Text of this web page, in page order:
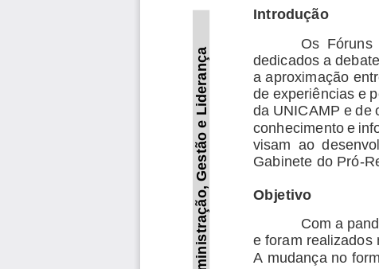
Introdução
Os  Fóruns
dedicados a
a aproximação
de experiências e
da UNICAMP e de
conhecimento e
visam  ao
Gabinete do Pró-
Objetivo
Com a
e foram realizados
A mudança no
dminist
raç
ão,
G
est
ão e
Liderança